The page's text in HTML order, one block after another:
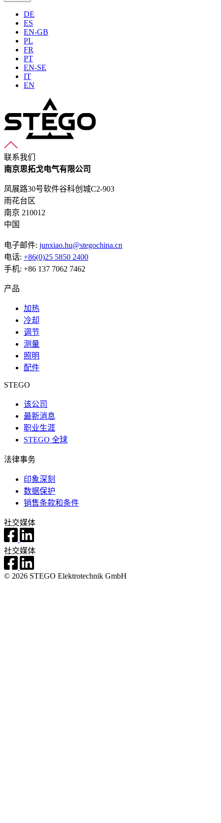
DE
ES
EN-GB
PL
FR
PT
EN-SE
IT
EN
联系我们
南京思拓戈电气有限公司
凤展路30号软件谷科创城C2-903
雨花台区
南京 210012
中国
电子邮件: junxiao.hu@stegochina.cn
电话: +86(0)25 5850 2400
手机: +86 137 7062 7462
产品
加热
冷却
调节
测量
照明
配件
STEGO
该公司
最新消息
职业生涯
STEGO 全球
法律事务
印象深刻
数据保护
销售条款和条件
社交媒体
社交媒体
© 2026 STEGO Elektrotechnik GmbH